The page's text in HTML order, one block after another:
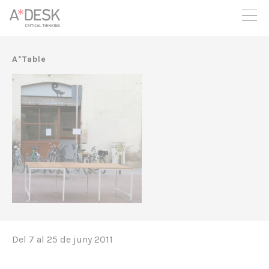
seguim necessitant-te per a poder seguir endavant. Ara pots
participar del projecte i recolzar-lo.
A*Table
Del 7 al 25 de juny 2011